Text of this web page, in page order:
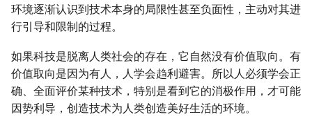
环境逐渐认识到技术本身的局限性甚至负面性，主动对其进
行引导和限制的过程。
如果科技是脱离人类社会的存在，它自然没有价值取向。有
价值取向是因为有人，人学会趋利避害。所以人必须学会正
确、全面评价某种技术，特别是看到它的消极作用，才可能
因势利导，创造技术为人类创造美好生活的环境。